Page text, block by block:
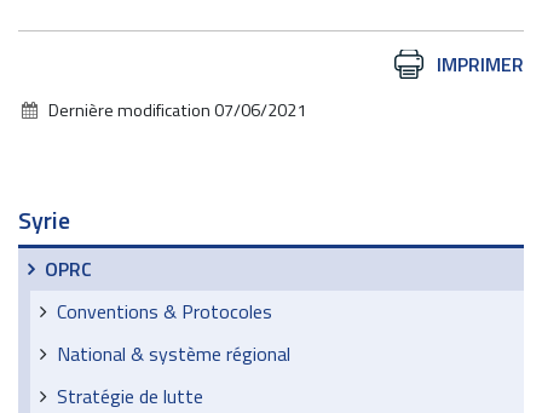
le
IMPRIMER
Dernière modification07/06/2021
Syrie
OPRC
Conventions & Protocoles
National & système régional
Stratégie de lutte